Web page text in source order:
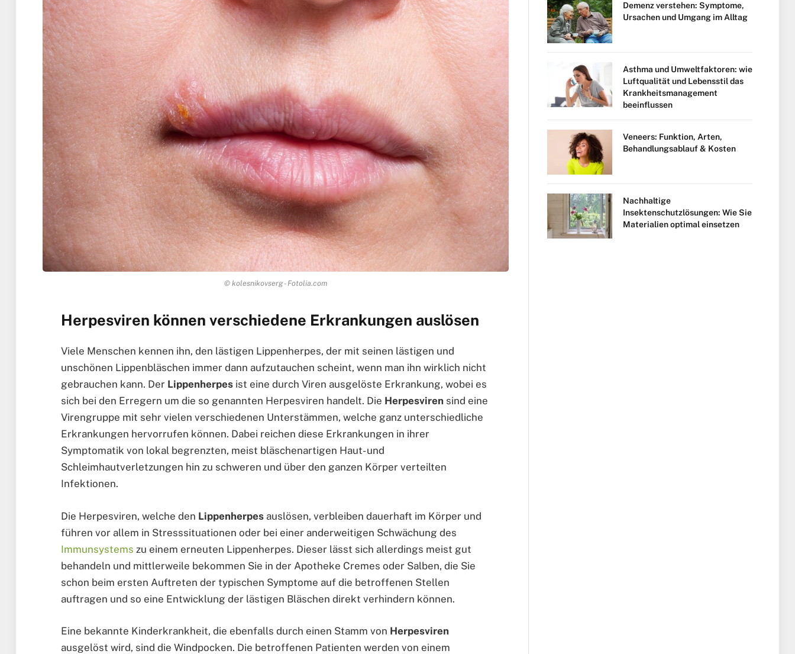
© kolesnikovserg - Fotolia.com
Herpesviren können verschiedene Erkrankungen auslösen
Viele Menschen kennen ihn, den lästigen Lippenherpes, der mit seinen lästigen und
unschönen Lippenbläschen immer dann aufzutauchen scheint, wenn man ihn wirklich nicht
gebrauchen kann. Der Lippenherpes ist eine durch Viren ausgelöste Erkrankung, wobei es
sich bei den Erregern um die so genannten Herpesviren handelt. Die Herpesviren sind eine
Virengruppe mit sehr vielen verschiedenen Unterstämmen, welche ganz unterschiedliche
Erkrankungen hervorrufen können. Dabei reichen diese Erkrankungen in ihrer
Symptomatik von lokal begrenzten, meist bläschenartigen Haut- und
Schleimhautverletzungen hin zu schweren und über den ganzen Körper verteilten
Infektionen.
Die Herpesviren, welche den Lippenherpes auslösen, verbleiben dauerhaft im Körper und
führen vor allem in Stresssituationen oder bei einer anderweitigen Schwächung des
Immunsystems zu einem erneuten Lippenherpes. Dieser lässt sich allerdings meist gut
behandeln und mittlerweile bekommen Sie in der Apotheke Cremes oder Salben, die Sie
schon beim ersten Auftreten der typischen Symptome auf die betroffenen Stellen
auftragen und so eine Entwicklung der lästigen Bläschen direkt verhindern können.
Eine bekannte Kinderkrankheit, die ebenfalls durch einen Stamm von Herpesviren
ausgelöst wird, sind die Windpocken. Die betroffenen Patienten werden von einem
Demenz verstehen: Symptome,
Ursachen und Umgang im Alltag
Asthma und Umweltfaktoren: wie
Luftqualität und Lebensstil das
Krankheitsmanagement
beeinflussen
Veneers: Funktion, Arten,
Behandlungsablauf & Kosten
Nachhaltige
Insektenschutzlösungen: Wie Sie
Materialien optimal einsetzen